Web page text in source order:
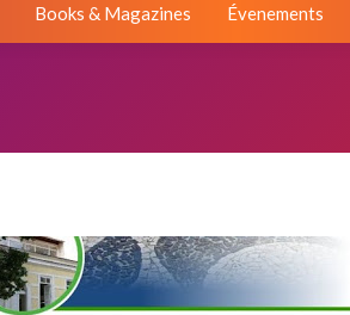
Books & Magazines Évenements